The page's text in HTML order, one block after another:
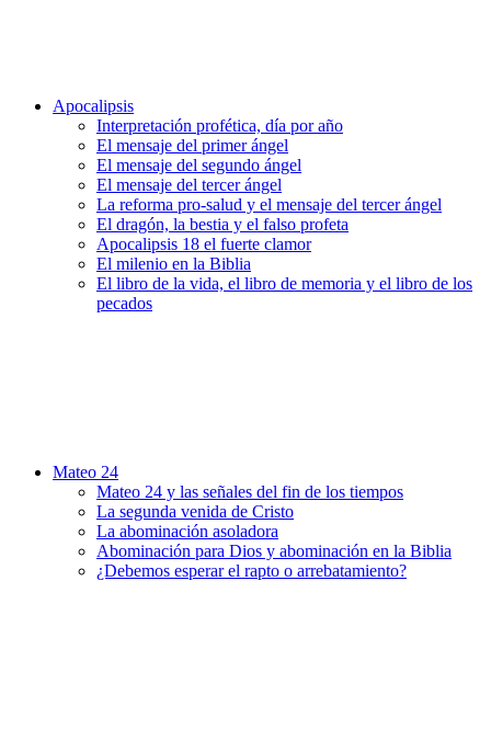
Apocalipsis
Interpretación profética, día por año
El mensaje del primer ángel
El mensaje del segundo ángel
El mensaje del tercer ángel
La reforma pro-salud y el mensaje del tercer ángel
El dragón, la bestia y el falso profeta
Apocalipsis 18 el fuerte clamor
El milenio en la Biblia
El libro de la vida, el libro de memoria y el libro de los
pecados
Mateo 24
Mateo 24 y las señales del fin de los tiempos
La segunda venida de Cristo
La abominación asoladora
Abominación para Dios y abominación en la Biblia
¿Debemos esperar el rapto o arrebatamiento?